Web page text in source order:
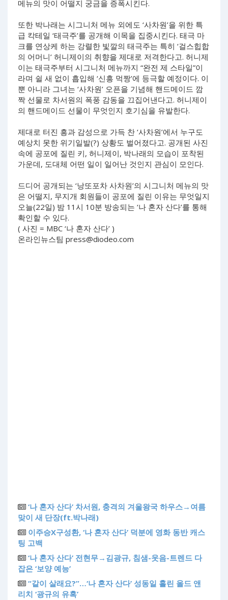
메뉴의 맛이 어떨지 궁금을 증폭시킨다.
또한 박나래는 시그니처 메뉴 외에도 ‘사차원’을 위한 특
급 칵테일 ‘태극주’를 공개해 이목을 집중시킨다. 태극 마
크를 연상케 하는 강렬한 빛깔의 태극주는 특히 ‘걸스힙합
의 어머니’ 허니제이의 취향을 제대로 저격한다고. 허니제
이는 태극주부터 시그니처 메뉴까지 “완전 제 스타일”이
라며 쉴 새 없이 흡입해 ‘신흥 먹짱’에 등극할 예정이다. 이
뿐 아니라 그녀는 ‘사차원’ 오픈을 기념해 핸드메이드 깜
짝 선물로 차서원의 폭풍 감동을 끄집어낸다고. 허니제이
의 핸드메이드 선물이 무엇인지 호기심을 유발한다.
제대로 터진 흥과 감성으로 가득 찬 ‘사차원’에서 누구도
예상치 못한 위기일발(?) 상황도 벌어졌다고. 공개된 사진
속에 공포에 질린 키, 허니제이, 박나래의 모습이 포착된
가운데, 도대체 어떤 일이 일어난 것인지 관심이 모인다.
드디어 공개되는 ‘낭또포차 사차원’의 시그니처 메뉴의 맛
은 어떨지, 무지개 회원들이 공포에 질린 이유는 무엇일지
오늘(22일) 밤 11시 10분 방송되는 ‘나 혼자 산다’를 통해
확인할 수 있다.
( 사진 = MBC ‘나 혼자 산다’ )
온라인뉴스팀 press@diodeo.com
‘나 혼자 산다’ 차서원, 충격의 겨울왕국 하우스→여름
맞이 새 단장(ft.박나래)
이주승X구성환, ‘나 혼자 산다’ 덕분에 영화 동반 캐스
팅 고백
‘나 혼자 산다’ 전현무→김광규, 침샘-웃음-트렌드 다
잡은 ‘보양 예능’
“같이 살래요?”…‘나 혼자 산다’ 성동일 홀린 올드 앤
리치 ‘광규의 유혹’